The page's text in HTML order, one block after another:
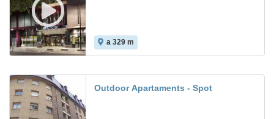
a 329 m
Outdoor Apartaments - Spot